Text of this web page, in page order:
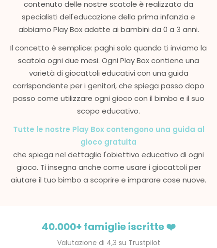
contenuto delle nostre scatole è realizzato da
specialisti dell'educazione della prima infanzia e
abbiamo Play Box adatte ai bambini da 0 a 3 anni.
Il concetto è semplice: paghi solo quando ti inviamo la
scatola ogni due mesi. Ogni Play Box contiene una
varietà di giocattoli educativi con una guida
corrispondente per i genitori, che spiega passo dopo
passo come utilizzare ogni gioco con il bimbo e il suo
scopo educativo.
Tutte le nostre Play Box contengono una guida al
gioco gratuita
che spiega nel dettaglio l'obiettivo educativo di ogni
gioco. Ti insegna anche come usare i giocattoli per
aiutare il tuo bimbo a scoprire e imparare cose nuove.
40.000+ famiglie iscritte ❤️
Valutazione di 4,3 su Trustpilot